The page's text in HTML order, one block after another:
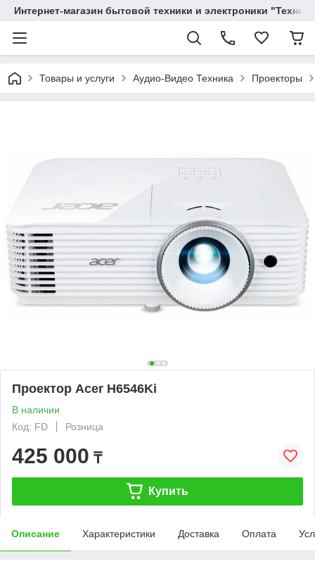
Интернет-магазин бытовой техники и электроники
Товары и услуги Аудио-Видео Техника Проекторы
Проектор Acer H6546Ki
В наличии
Код: FD
Розница
425 000 ₸
Купить
Описание Характеристики Доставка Оплата